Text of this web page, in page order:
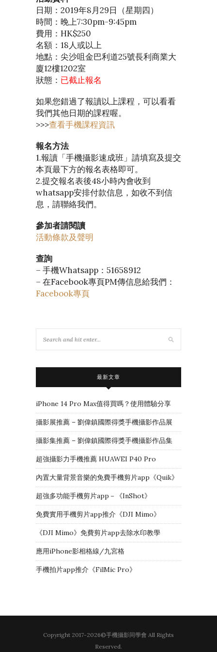
日期：2019年8月29日（星期四）
時間：晚上7:30pm-9:45pm
費用：HK$250
名額：18人或以上
地點：尖沙咀金巴利道25號長利商業大
廈12樓1202室
狀態： 已截止報名
如果您錯過了報讀以上課程，可以看看
我們其他日期的課程喔。
>>>查看手機課程資訊
報名方法
1.報讀「手機攝影速成班」請填寫及提交
本頁最下方的報名表格即可。
2.提交報名表後48小時內會收到
whatsapp安排付款信息，如收不到信
息，請聯絡我們。
參加者請閱讀
活動條款及聲明
查詢
– 手機Whatsapp：51658912
– 在Facebook專頁PM傳信息給我們：
Facebook專頁
最新文章
iPhone 14 Pro Max值得買嗎？使用體驗分享
攝影展推薦 – 劉偉鎮國際得獎手機攝影作品展
攝影集推薦 – 劉偉鎮國際得獎手機攝影作品集
超強攝影力手機推薦 HUAWEI P40 Pro
內置大量背景音樂的免費手機剪片app《Quik》
超強多功能手機剪片app－《InShot》
免費實用手機剪片app推介《DJI Mimo》
《DJI Mimo》免費剪片app去除水印教學
應用iPhone影相格線/九宮格
手機拍片app推介《FilMic Pro》
Copyright 2017-2026©手機攝影同學會 All Rights
Reserved.